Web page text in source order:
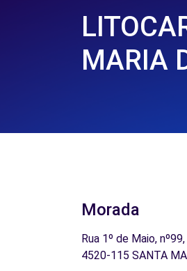
MARIA
Morada
Rua 1º de Maio,
4520-115 SANTA